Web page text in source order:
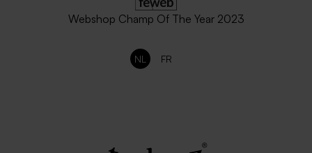
Webshop Champ Of The Year 2023
NL FR